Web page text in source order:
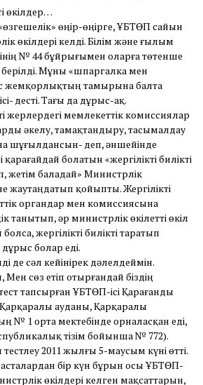
өкілдер…
өңір-өңірге, ҰБТӨП сайын
өкілдері келді. Білім және ғылым
№ 44 бұйрығымен оларға төтенше
берілді. Мұны «шпаргалка мен
жемқорлықтың тамырына балта
десті. Тағы да дұрыс-ақ.
жерлердегі мемлекеттік комиссиялар
әкелу, тамақтандыру, тасымалдау
шұғылдансын- деп, әншейінде
қарағайдай болатын «жергілікті билікті
жетім баладай» Министрлік
жаутаңдатып қойыпты. Жергілікті
органдар мен комиссиясына
танытып, әр министрлік өкілетті өкіл
болса, жергілікті билікті таратып
болар еді.
де сәл кейінірек дәлелдеймін.
сөз етіп отырғандай біздің
тапсырған ҰБТӨП-ісі Қарағанды
ауданы, Қарқаралы
№ 1 орта мектебінде орналасқан еді,
тізім бойынша № 772).
2011 жылғы 5-маусым күні өтті.
бір күн бұрын осы ҰБТӨП-
өкілдері келген мақсаттарын,